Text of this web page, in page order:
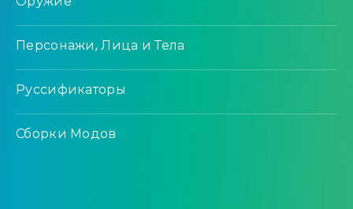
Персонажи, Лица и Тела
Руссификаторы
Сборки Модов